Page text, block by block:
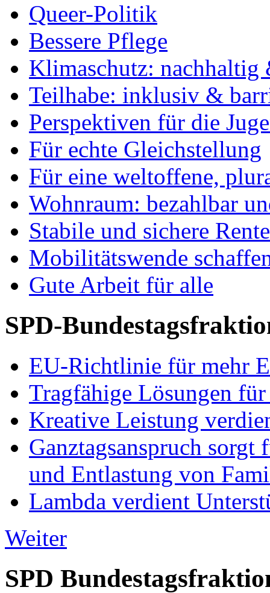
Queer-Politik
Bessere Pflege
Klimaschutz: nachhaltig
Teilhabe: inklusiv &
Perspektiven für die
Für echte Gleichstellung
Für eine weltoffene,
Wohnraum: bezahlbar
Stabile und sichere
Mobilitätswende
Gute Arbeit für alle
SPD-
EU-Richtlinie für mehr
Tragfähige Lösungen
Kreative Leistung
Ganztagsanspruch
und Entlastung von
Lambda verdient
Weiter
SPD